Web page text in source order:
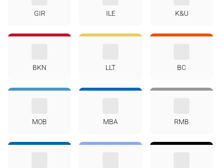
GIR ILE K&U
BKN LLT BC
MOB MBA RMB